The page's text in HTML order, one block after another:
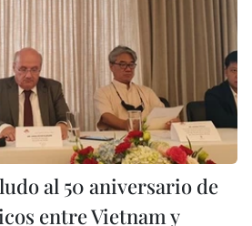
al 50 aniversario de
entre Vietnam y